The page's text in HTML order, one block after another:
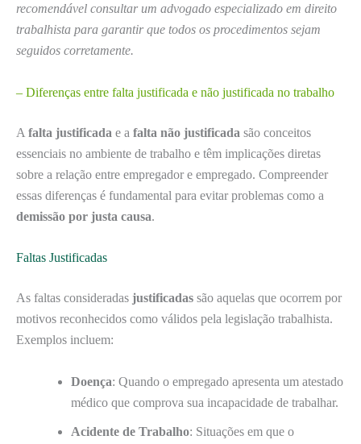
recomendável consultar um advogado especializado em direito
trabalhista para garantir que todos os procedimentos sejam
seguidos corretamente.
– Diferenças entre falta justificada e não justificada no trabalho
A falta justificada e a falta não justificada são conceitos
essenciais no ambiente de trabalho e têm implicações diretas
sobre a relação entre empregador e empregado. Compreender
essas diferenças é fundamental para evitar problemas como a
demissão por justa causa.
Faltas Justificadas
As faltas consideradas justificadas são aquelas que ocorrem por
motivos reconhecidos como válidos pela legislação trabalhista.
Exemplos incluem:
Doença: Quando o empregado apresenta um atestado
médico que comprova sua incapacidade de trabalhar.
Acidente de Trabalho: Situações em que o